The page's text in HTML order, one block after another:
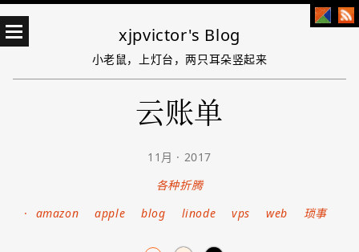
xjpvictor's Blog
小老鼠，上灯台，两只耳朵竖起来
云账单
11月 · 2017
各种折腾
·
amazon apple blog linode vps web 琐事